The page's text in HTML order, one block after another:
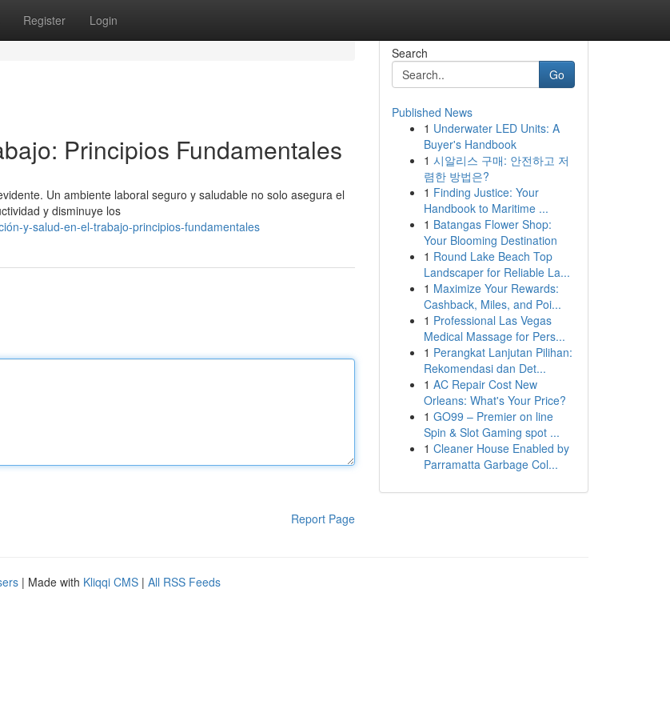
Register Login
Principios Fundamentales
Un ambiente laboral seguro y saludable no solo asegura el
y disminuye los
y-salud-en-el-trabajo-principios-fundamentales
Report Page
Search
Go
Published News
1 Underwater LED Units: A
Buyer's Handbook
1 시알리스 구매: 안전하고 저
렴한 방법은?
1 Finding Justice: Your
Handbook to Maritime ...
1 Batangas Flower Shop:
Your Blooming Destination
1 Round Lake Beach Top
Landscaper for Reliable La...
1 Maximize Your Rewards:
Cashback, Miles, and Poi...
1 Professional Las Vegas
Medical Massage for Pers...
1 Perangkat Lanjutan Pilihan:
Rekomendasi dan Det...
1 AC Repair Cost New
Orleans: What's Your Price?
1 GO99 – Premier on line
Spin & Slot Gaming spot ...
1 Cleaner House Enabled by
Parramatta Garbage Col...
| Made with Kliqqi CMS | All RSS Feeds